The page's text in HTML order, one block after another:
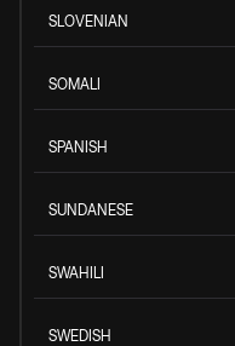
SLOVENIAN
SOMALI
SPANISH
SUNDANESE
SWAHILI
SWEDISH